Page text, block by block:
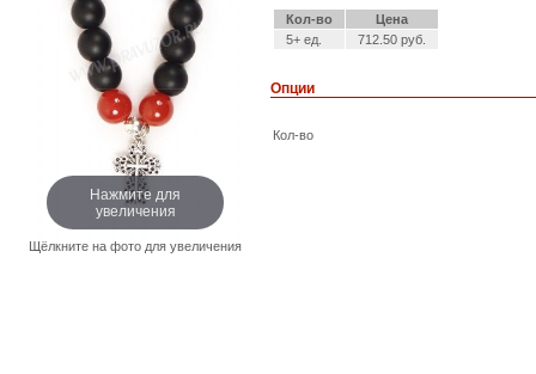
Нажмите для
увеличения
Щёлкните на фото для увеличения
Кол-во
Цена
5+ ед.
712.50 руб.
Опции
Кол-во